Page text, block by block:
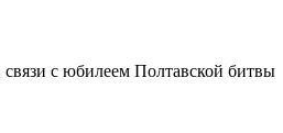
с юбилеем Полтавской битвы